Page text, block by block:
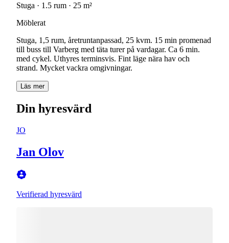
Stuga · 1.5 rum · 25 m²
Möblerat
Stuga, 1,5 rum, åretruntanpassad, 25 kvm. 15 min promenad
till buss till Varberg med täta turer på vardagar. Ca 6 min.
med cykel. Uthyres terminsvis. Fint läge nära hav och
strand. Mycket vackra omgivningar.
Läs mer
Din hyresvärd
JO
Jan Olov
Verifierad hyresvärd